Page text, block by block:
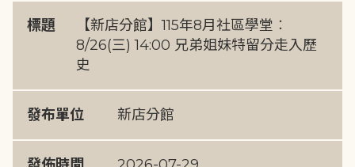
標題
【新店分館】115年8月社區學堂︰
8/26(三) 14:00 兄弟姐妹特留分走入歷
史
發布單位 新店分館